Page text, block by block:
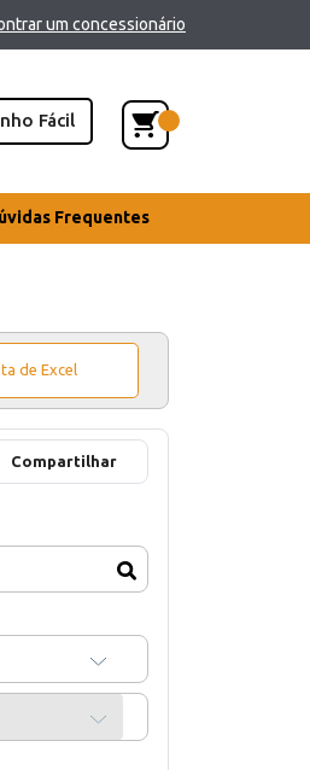
um concessionário
Fácil
Frequentes
de Excel
Compartilhar